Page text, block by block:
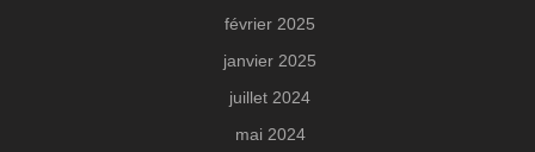
février 2025
janvier 2025
juillet 2024
mai 2024